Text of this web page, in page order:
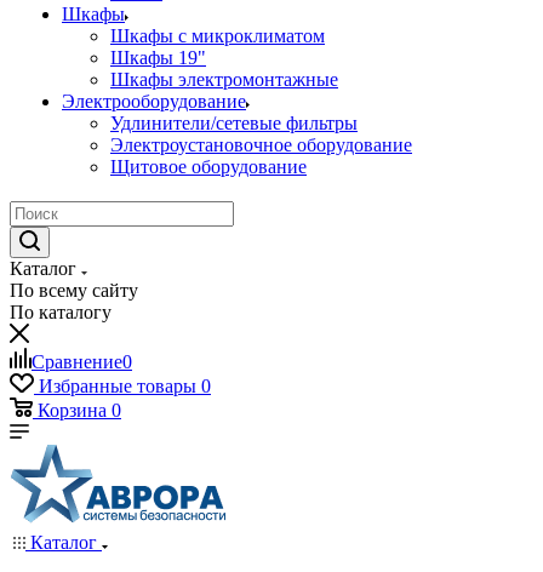
Шкафы
Шкафы с микроклиматом
Шкафы 19"
Шкафы электромонтажные
Электрооборудование
Удлинители/сетевые фильтры
Электроустановочное оборудование
Щитовое оборудование
Каталог
По всему сайту
По каталогу
Сравнение0
Избранные товары 0
Корзина 0
Каталог